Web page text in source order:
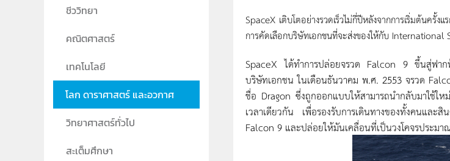
SpaceX เติบโตอย่างรวดเร็วไม่กี่ปีหลังจากการเริ่มต้นค
การคัดเลือกบริษัทเอกชนที่จะส่งของให้กับ
SpaceX ได้ทำการปล่อยจรวด Falcon 9 ขึ้นสู่ฟาก
บริษัทเอกชน ในเดือนธันวาคม พ.ศ. 2553 จรวด
ชื่อ Dragon ซึ่งถูกออกแบบให้สามารถนำกลับมาใช้ใ
เวลาเดียวกัน เพื่อรองรับการเดินทางของทั้งคนแล
Falcon 9 และปล่อยให้มันเคลื่อนที่เป็นวงโคจรประ
ชีววิทยา
คณิตศาสตร์
เทคโนโลยี
โลก ดาราศาสตร์ และอวกาศ
วิทยาศาสตร์ทั่วไป
สะเต็มศึกษา